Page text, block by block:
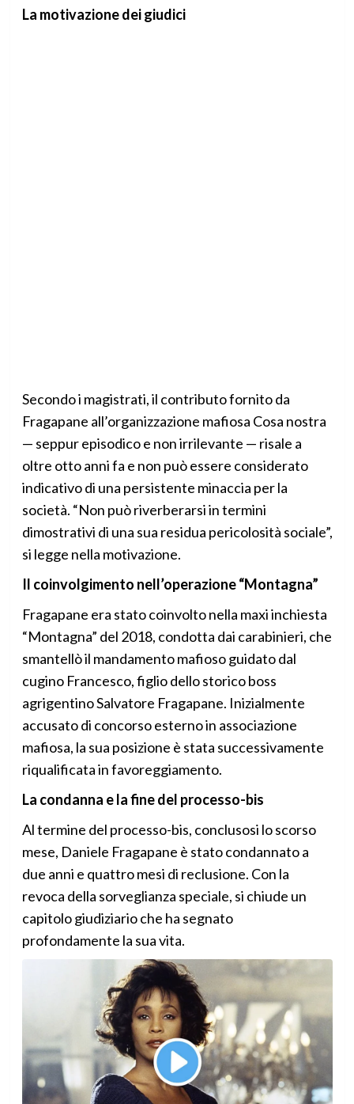
La motivazione dei giudici
Secondo i magistrati, il contributo fornito da
Fragapane all’organizzazione mafiosa Cosa nostra
— seppur episodico e non irrilevante — risale a
oltre otto anni fa e non può essere considerato
indicativo di una persistente minaccia per la
società. “Non può riverberarsi in termini
dimostrativi di una sua residua pericolosità sociale”,
si legge nella motivazione.
Il coinvolgimento nell’operazione “Montagna”
Fragapane era stato coinvolto nella maxi inchiesta
“Montagna” del 2018, condotta dai carabinieri, che
smantellò il mandamento mafioso guidato dal
cugino Francesco, figlio dello storico boss
agrigentino Salvatore Fragapane. Inizialmente
accusato di concorso esterno in associazione
mafiosa, la sua posizione è stata successivamente
riqualificata in favoreggiamento.
La condanna e la fine del processo-bis
Al termine del processo-bis, conclusosi lo scorso
mese, Daniele Fragapane è stato condannato a
due anni e quattro mesi di reclusione. Con la
revoca della sorveglianza speciale, si chiude un
capitolo giudiziario che ha segnato
profondamente la sua vita.